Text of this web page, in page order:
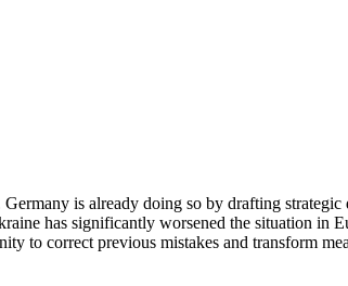
is already doing so by drafting
has significantly worsened the situation in
to correct previous mistakes and transform